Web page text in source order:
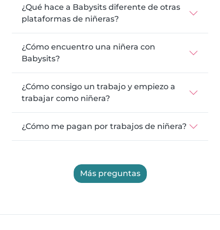
¿Qué hace a Babysits diferente de otras
plataformas de niñeras?
¿Cómo encuentro una niñera con
Babysits?
¿Cómo consigo un trabajo y empiezo a
trabajar como niñera?
¿Cómo me pagan por trabajos de niñera?
Más preguntas